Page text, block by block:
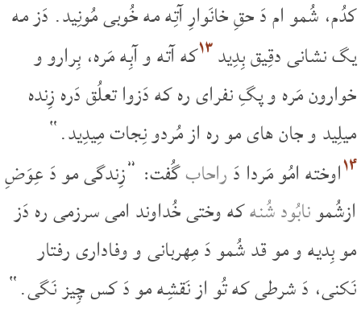
کدُم، شُمو ام دَ حقِ خانَوارِ آتِه مه خُوبی مُونِید. دَز مه
یگ نشانی دقِیق بِدِید۱۳که آته و آبِه مَره، بِرارو و
خوارون مَره و پگِ نفرای ره که دَزوا تعلُق دَره زِنده
میلِید و جان ھای مو ره از مُردو نِجات مِیدِید.“
۱۴اوخته امُو مَردا دَراحابگُفت: ”زِندگی مو دَ عِوَضِ
ازشُمونابُود شُنهکه وختی خُداوند امی سرزمی ره دَز
مو بِدیه و مو قد شُمو دَ مِهربانی و وفاداری رفتار
نَکنی، دَ شرطی که تُو از نَقشِه مو دَ کس چِیز نَگی.“